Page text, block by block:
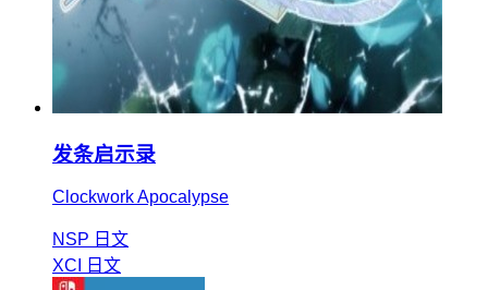
发条启示录
Clockwork Apocalypse
NSP 日文
XCI
日文